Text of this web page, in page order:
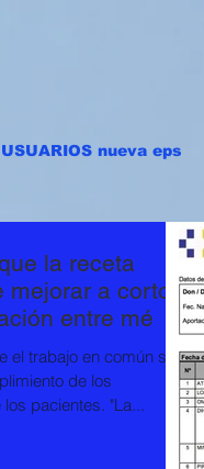
nueva eps
la receta
mejorar a corto
entre mé
el trabajo en común se
de los
pacientes. "La...